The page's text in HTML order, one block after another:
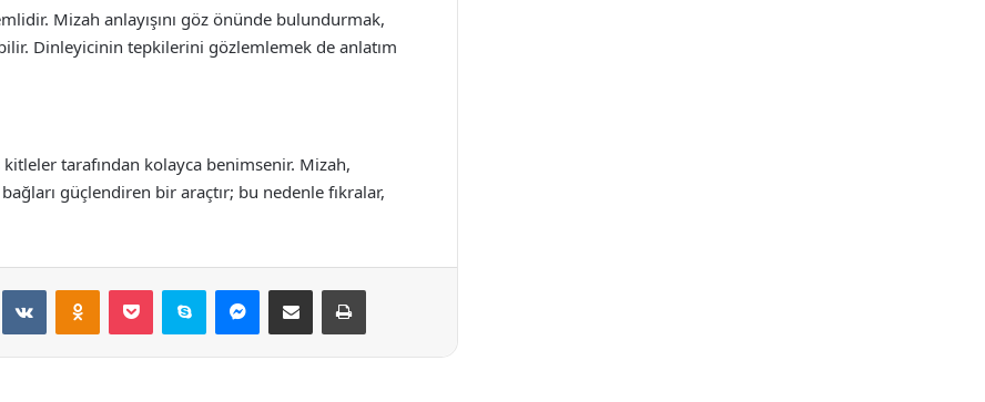
Mizah anlayışını göz önünde bulundurmak,
Dinleyicinin tepkilerini gözlemlemek de anlatım
kitleler tarafından kolayca benimsenir. Mizah,
güçlendiren bir araçtır; bu nedenle fıkralar,
VKontakteOdnoklassniki
Pocket Skype Messenger
E-Posta ile paylaş Yazdır